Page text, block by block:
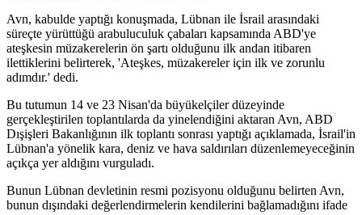
Avn, kabulde yaptığı konuşmada, Lübnan ile İsrail arasındaki
süreçte yürüttüğü arabuluculuk çabaları kapsamında ABD'ye
ateşkesin müzakerelerin ön şartı olduğunu ilk andan itibaren
ilettiklerini belirterek, 'Ateşkes, müzakereler için ilk ve zorunlu
adımdır.' dedi.
Bu tutumun 14 ve 23 Nisan'da büyükelçiler düzeyinde
gerçekleştirilen toplantılarda da yinelendiğini aktaran Avn, ABD
Dışişleri Bakanlığının ilk toplantı sonrası yaptığı açıklamada, İsrail'in
Lübnan'a yönelik kara, deniz ve hava saldırıları düzenlemeyeceğinin
açıkça yer aldığını vurguladı.
Bunun Lübnan devletinin resmi pozisyonu olduğunu belirten Avn,
bunun dışındaki değerlendirmelerin kendilerini bağlamadığını ifade